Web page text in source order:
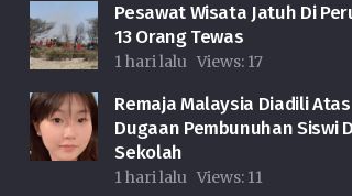
Pesawat Wisata Jatuh Di
13 Orang Tewas
1 hari lalu Views: 17
Remaja Malaysia Diadili Atas
Dugaan Pembunuhan Siswi
Sekolah
1 hari lalu Views: 11